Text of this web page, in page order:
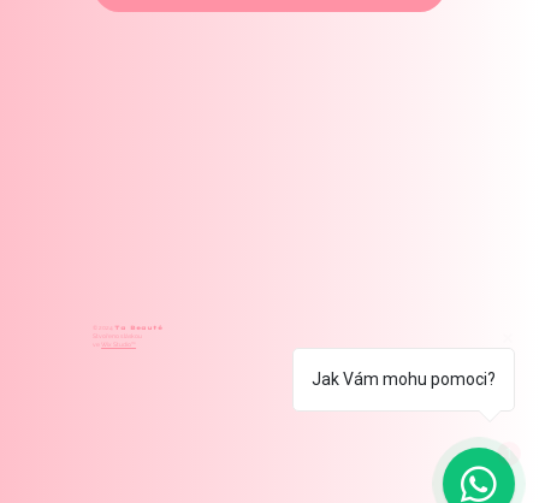
Ta Beauté
Stvořeno s láskou
ve
Wix Studio™
Jak Vám mohu pomoci?